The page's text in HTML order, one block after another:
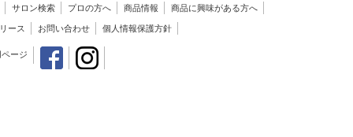
サロン検索 プロの方へ 商品情報 商品に興味がある方へ
ース お問い合わせ 個人情報保護方針
ージ